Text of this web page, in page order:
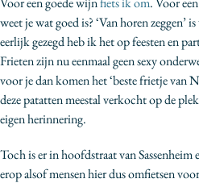
Bio
weet je wat goed is? ‘Van horen
eerlijk gezegd heb ik het op feesten en
Frieten zijn nu eenmaal geen sexy
voor je dan komen het ‘beste frietje van
deze patatten meestal verkocht op de
eigen herinnering.
Toch is er in hoofdstraat van
erop alsof mensen hier dus omfietsen